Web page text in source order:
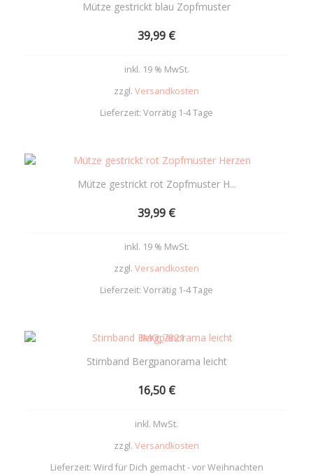
Mütze gestrickt blau Zopfmuster
39,99 €
inkl. 19 % MwSt.
zzgl. Versandkosten
Lieferzeit: Vorrätig 1-4 Tage
to
wishlist
Mütze gestrickt rot Zopfmuster H...
39,99 €
inkl. 19 % MwSt.
zzgl. Versandkosten
Lieferzeit: Vorrätig 1-4 Tage
to
wishlist
Stirnband Bergpanorama leicht
16,50 €
inkl. MwSt.
zzgl. Versandkosten
Lieferzeit: Wird für Dich gemacht - vor Weihnachten